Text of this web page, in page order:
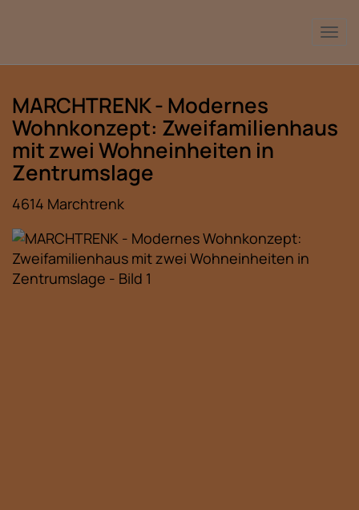
MARCHTRENK - Modernes
Wohnkonzept: Zweifamilienhaus
mit zwei Wohneinheiten in
Zentrumslage
4614 Marchtrenk